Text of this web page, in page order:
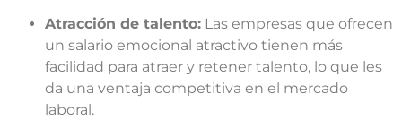
Atracción de talento: Las empresas que ofrecen
un salario emocional atractivo tienen más
facilidad para atraer y retener talento, lo que les
da una ventaja competitiva en el mercado
laboral.